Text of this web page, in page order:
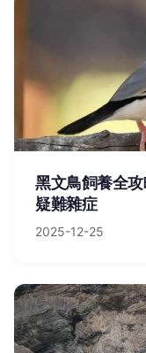
黑文鳥飼養全
疑難雜症
2025-12-25